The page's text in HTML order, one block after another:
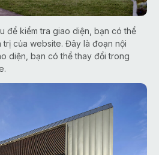
để kiểm tra giao diện, bạn có thể
của website. Đây là đoạn nội
diện, bạn có thể thay đổi trong